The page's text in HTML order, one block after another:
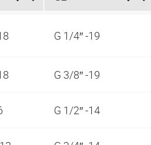
G 1/4″ -19
G 3/8″ -19
G 1/2″ -14